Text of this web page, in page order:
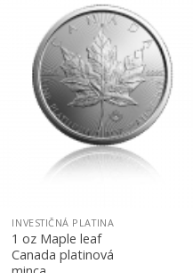
Pridať k
obľúbeným
INVESTIČNÁ PLATINA
1 oz Maple leaf
Canada platinová
minca